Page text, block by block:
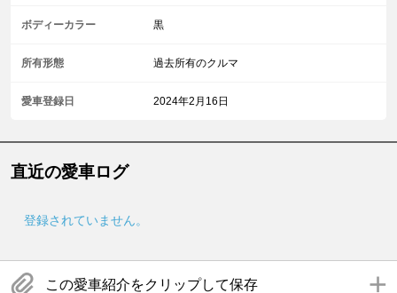
ボディーカラー 黒
所有形態 過去所有のクルマ
愛車登録日 2024年2月16日
直近の愛車ログ
登録されていません。
この愛車紹介をクリップして保存